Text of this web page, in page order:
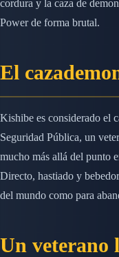
cordura y la caza de
Power de forma brutal.
El
Kishibe es considerado el
Seguridad Pública, un
mucho más allá del punto
Directo, hastiado y
del mundo como para
Un veterano